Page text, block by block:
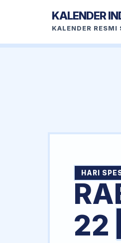
KALENDER
KALENDER
HARI
22